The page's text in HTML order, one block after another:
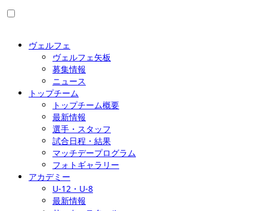
ヴェルフェ
ヴェルフェ矢板
募集情報
ニュース
トップチーム
トップチーム概要
最新情報
選手・スタッフ
試合日程・結果
マッチデープログラム
フォトギャラリー
アカデミー
U-12・U-8
最新情報